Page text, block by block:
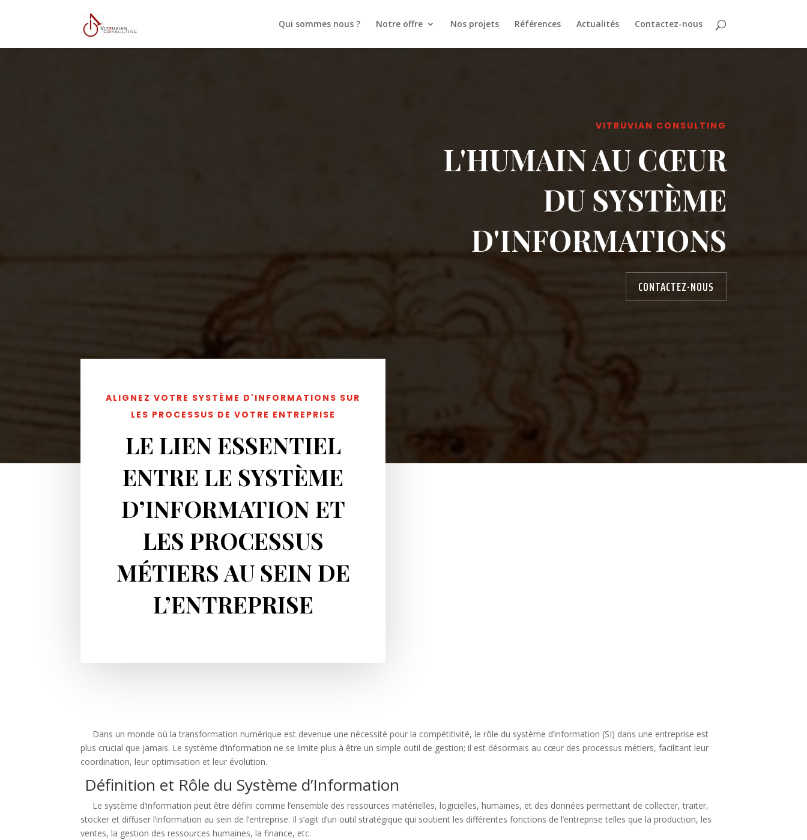
Qui sommes nous ? Notre offre Nos projets Références Actualités Contactez-nous
VITRUVIAN CONSULTING
L'HUMAIN AU CŒUR
DU SYSTÈME
D'INFORMATIONS
CONTACTEZ-NOUS
ALIGNEZ VOTRE SYSTÈME D'INFORMATIONS SUR
LES PROCESSUS DE VOTRE ENTREPRISE
LE LIEN ESSENTIEL
ENTRE LE SYSTÈME
D’INFORMATION ET
LES PROCESSUS
MÉTIERS AU SEIN DE
L’ENTREPRISE
Dans un monde où la transformation numérique est devenue une nécessité pour la compétitivité, le rôle du système d’information (SI) dans une entreprise est
plus crucial que jamais. Le système d’information ne se limite plus à être un simple outil de gestion; il est désormais au cœur des processus métiers, facilitant leur
coordination, leur optimisation et leur évolution.
Définition et Rôle du Système d’Information
Le système d’information peut être défini comme l’ensemble des ressources matérielles, logicielles, humaines, et des données permettant de collecter, traiter,
stocker et diffuser l’information au sein de l’entreprise. Il s’agit d’un outil stratégique qui soutient les différentes fonctions de l’entreprise telles que la production, les
ventes, la gestion des ressources humaines, la finance, etc.